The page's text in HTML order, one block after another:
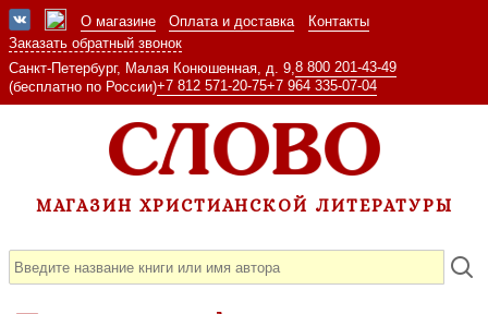
О магазине Оплата и доставка
Контакты
Заказать обратный звонок
Санкт-Петербург, Малая Конюшенная, д. 9, 8 800 201-43-49
(бесплатно по России)+7 812 571-20-75+7 964 335-07-04
МАГАЗИН ХРИСТИАНСКОЙ ЛИТЕРАТУРЫ